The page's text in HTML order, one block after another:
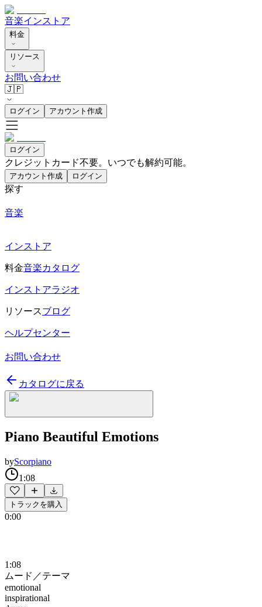
音楽インストア
料金
リソース
お問い合わせ
🇯🇵
ログイン アカウント作成
ログイン
クレジットカード不要。いつでも解約可能。
アカウント作成 ログイン
探す
音楽
インストア
料金音楽カタログ
インストアラジオ
リソースブログ
ヘルプセンター
お問い合わせ
カタログに戻る
Piano Beautiful Emotions
byScorpiano
1:08
トラックを購入
0:00
1:08
ムード／テーマ
emotional
inspirational